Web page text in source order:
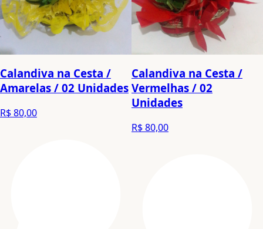
Calandiva na Cesta /
Amarelas / 02 Unidades
R$ 80,00
Calandiva na Cesta /
Vermelhas / 02
Unidades
R$ 80,00